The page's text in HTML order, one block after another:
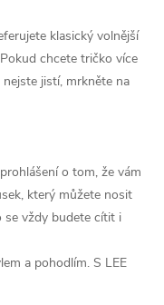
klasický volnější
chcete tričko více
jistí, mrkněte na
o tom, že vám
který můžete nosit
se vždy budete cítit i
a pohodlím. S LEE